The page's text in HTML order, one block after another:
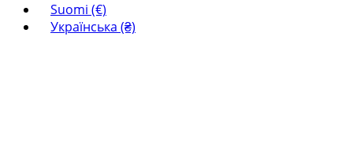
Suomi (€)
Українська (₴)